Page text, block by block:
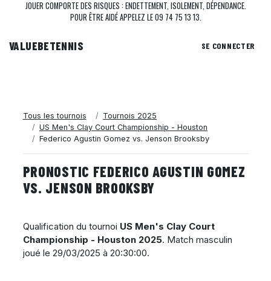
JOUER COMPORTE DES RISQUES : ENDETTEMENT, ISOLEMENT, DÉPENDANCE.
POUR ÊTRE AIDÉ APPELEZ LE 09 74 75 13 13.
VALUEBETENNIS SE CONNECTER
Tous les tournois
Tournois 2025
US Men's Clay Court Championship - Houston
Federico Agustin Gomez vs. Jenson Brooksby
PRONOSTIC FEDERICO AGUSTIN GOMEZ
VS. JENSON BROOKSBY
Qualification du tournoi US Men's Clay Court
Championship - Houston 2025. Match masculin
joué le 29/03/2025 à 20:30:00.